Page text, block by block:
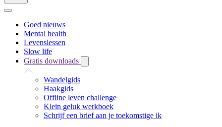
Goed nieuws
Mental health
Levenslessen
Slow life
Gratis downloads
Wandelgids
Haakgids
Offline leven challenge
Klein geluk werkboek
Schrijf een brief aan je toekomstige ik